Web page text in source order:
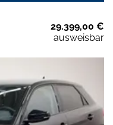
29.399,00 €
ausweisbar